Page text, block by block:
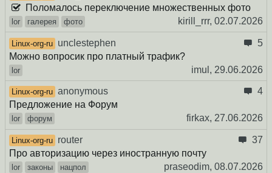
Поломалось переключение множественных фото
lor галерея фото kirill_rrr, 02.07.2026
Linux-org-ru unclestephen
5
Можно вопросик про платный трафик?
lor imul, 29.06.2026
Linux-org-ru anonymous
4
Предложение на Форум
lor форум firkax, 27.06.2026
Linux-org-ru router
37
Про авторизацию через иностранную почту
lor законы нацпол praseodim, 08.07.2026